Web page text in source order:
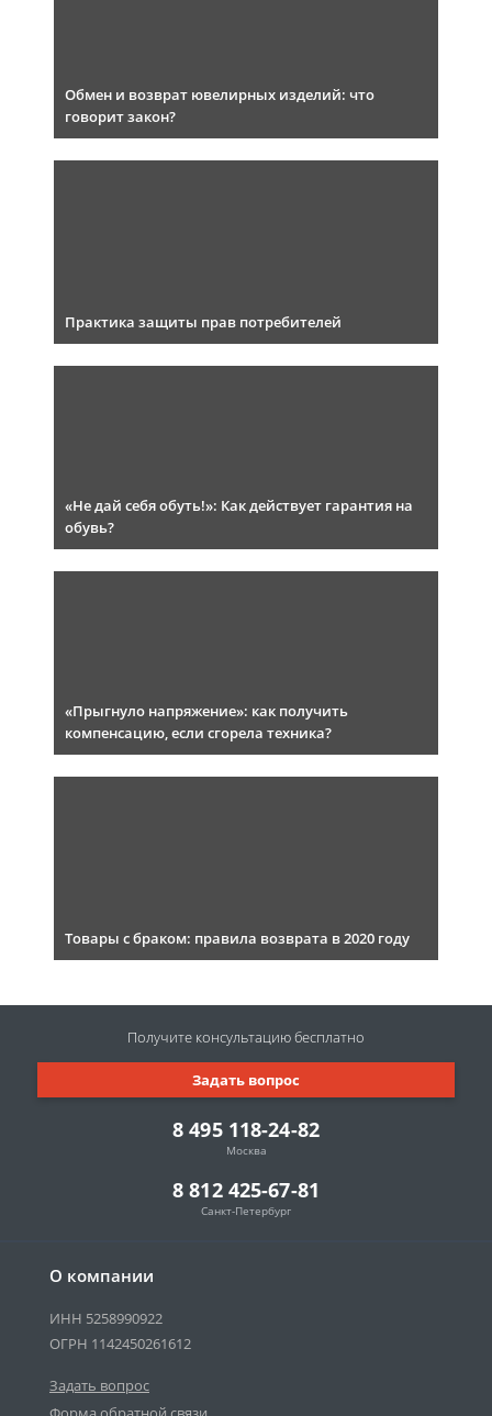
Обмен и возврат ювелирных изделий: что
говорит закон?
Практика защиты прав потребителей
«Не дай себя обуть!»: Как действует гарантия на
обувь?
«Прыгнуло напряжение»: как получить
компенсацию, если сгорела техника?
Товары с браком: правила возврата в 2020 году
О компании
ИНН 5258990922
ОГРН 1142450261612
Задать вопрос
8 495 118-24-82
Москва
8 812 425-67-81
Санкт-Петербург
Задать вопрос
Получите консультациюбесплатно